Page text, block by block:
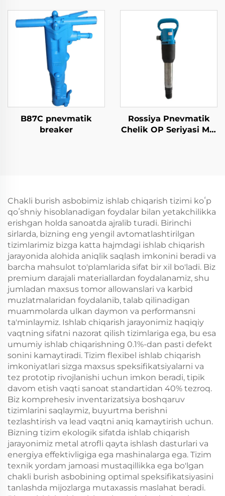
B87C pnevmatik
breaker
Rossiya Pnevmatik
Chelik OP Seriyasi MO
Chakli burish asbobimiz ishlab chiqarish tizimi koʻp
qoʻshniy hisoblanadigan foydalar bilan yetakchilikka
erishgan holda sanoatda ajralib turadi. Birinchi
sirlarda, bizning eng yengil avtomatlashtirilgan
tizimlarimiz bizga katta hajmdagi ishlab chiqarish
jarayonida alohida aniqlik saqlash imkonini beradi va
barcha mahsulot to'plamlarida sifat bir xil bo'ladi. Biz
premium darajali materiallardan foydalanamiz, shu
jumladan maxsus tomor allowanslari va karbid
muzlatmalaridan foydalanib, talab qilinadigan
muammolarda ulkan daymon va performansni
ta'minlaymiz. Ishlab chiqarish jarayonimiz haqiqiy
vaqtning sifatni nazorat qilish tizimlariga ega, bu esa
umumiy ishlab chiqarishning 0.1%-dan pasti defekt
sonini kamaytiradi. Tizim flexibel ishlab chiqarish
imkoniyatlari sizga maxsus speksifikatsiyalarni va
tez prototip rivojlanishi uchun imkon beradi, tipik
davom etish vaqti sanoat standartidan 40% tezroq.
Biz komprehesiv inventarizatsiya boshqaruv
tizimlarini saqlaymiz, buyurtma berishni
tezlashtirish va lead vaqtni aniq kamaytirish uchun.
Bizning tizim ekologik sifatda ishlab chiqarish
jarayonimiz metal atrofli qayta ishlash dasturlari va
energiya effektivligiga ega mashinalarga ega. Tizim
texnik yordam jamoasi mustaqillikka ega bo'lgan
chakli burish asbobining optimal speksifikatsiyasini
tanlashda mijozlarga mutaxassis maslahat beradi.